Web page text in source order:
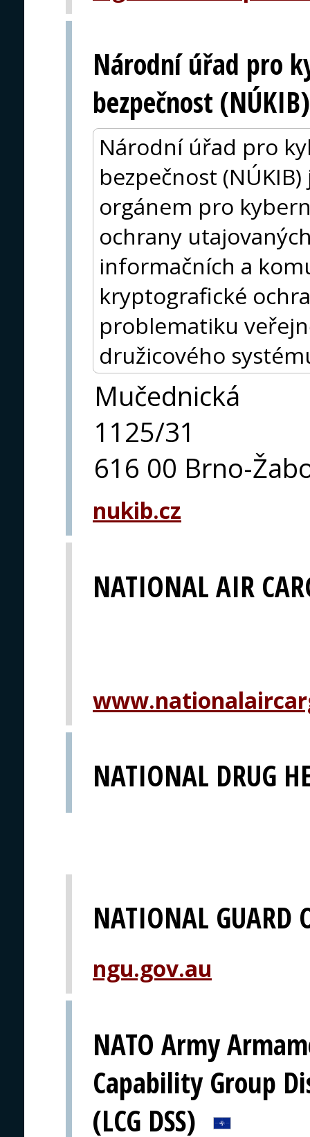
Národní úřad pro
bezpečnost (NÚKIB)
Národní úřad pro
bezpečnost
orgánem pro
ochrany
informačních a
kryptografické
problematiku
družicového
Mučednická
1125/31
616 00 Brno-
nukib.cz
NATIONAL AIR
NATIONAL DRUG
NATIONAL GUARD
ngu.gov.au
NATO Army
Capability Group
(LCG DSS)